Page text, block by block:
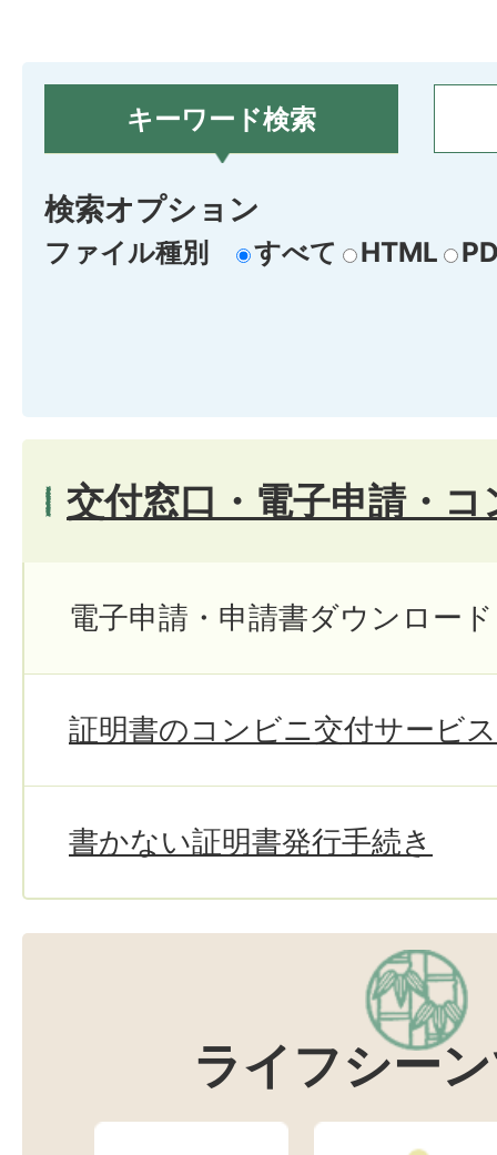
キーワード検索
検索オプション
ファイル種別 すべて HTML
交付窓口・電子申請・
電子申請・申請書ダウンロード
証明書のコンビニ交付サービス
書かない証明書発行手続き
ライフシー